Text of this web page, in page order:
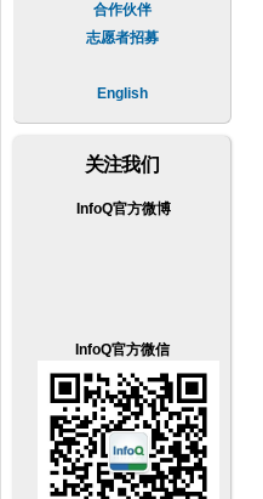
合作伙伴
志愿者招募
English
关注我们
InfoQ官方微博
InfoQ官方微信